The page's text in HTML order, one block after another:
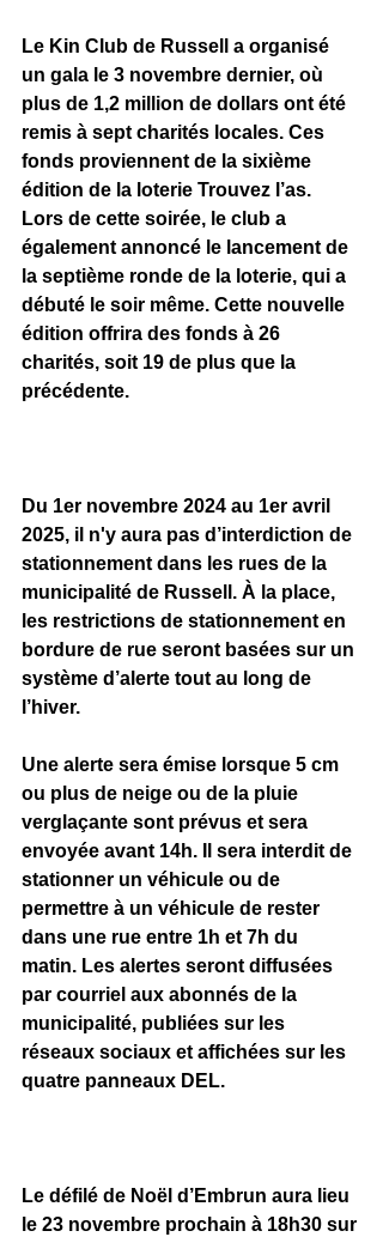
Le Kin Club de Russell a organisé
un gala le 3 novembre dernier, où
plus de 1,2 million de dollars ont été
remis à sept charités locales. Ces
fonds proviennent de la sixième
édition de la loterie Trouvez l’as.
Lors de cette soirée, le club a
également annoncé le lancement de
la septième ronde de la loterie, qui a
débuté le soir même. Cette nouvelle
édition offrira des fonds à 26
charités, soit 19 de plus que la
précédente.
Du 1er novembre 2024 au 1er avril
2025, il n'y aura pas d’interdiction de
stationnement dans les rues de la
municipalité de Russell. À la place,
les restrictions de stationnement en
bordure de rue seront basées sur un
système d’alerte tout au long de
l’hiver.
Une alerte sera émise lorsque 5 cm
ou plus de neige ou de la pluie
verglaçante sont prévus et sera
envoyée avant 14h. Il sera interdit de
stationner un véhicule ou de
permettre à un véhicule de rester
dans une rue entre 1h et 7h du
matin. Les alertes seront diffusées
par courriel aux abonnés de la
municipalité, publiées sur les
réseaux sociaux et affichées sur les
quatre panneaux DEL.
Le défilé de Noël d’Embrun aura lieu
le 23 novembre prochain à 18h30 sur